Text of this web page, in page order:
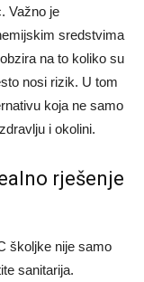
Važno je
sredstvima
na to koliko su
nosi rizik. U tom
koja ne samo
i okolini.
rješenje
školjke nije samo
sanitarija.